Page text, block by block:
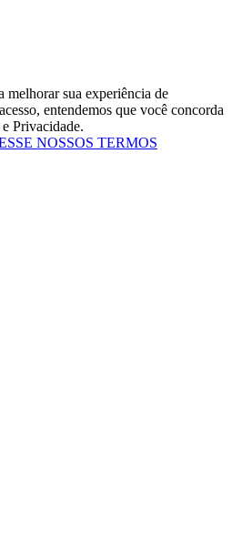
melhorar sua experiência de
entendemos que você concorda
Privacidade.
NOSSOS TERMOS